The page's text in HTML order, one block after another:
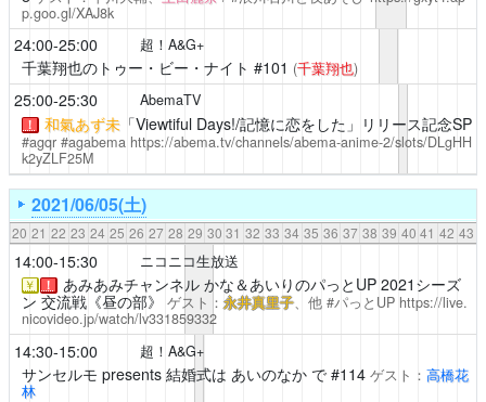
p.goo.gl/XAJ8k
24:00-25:00 超！A&G+
千葉翔也のトゥー・ビー・ナイト #101 (千葉翔也)
25:00-25:30 AbemaTV
！ 和氣あず未「Viewtiful Days!/記憶に恋をした」リリース記念SP
#agqr #agabema https://abema.tv/channels/abema-anime-2/slots/DLgHH
k2yZLF25M
2021/06/05(土)
20 21 22 23 24 25 26 27 28 29 30 31 32 33 34 35 36 37 38 39 40 41 42 43
14:00-15:30 ニコニコ生放送
￥ ！ あみあみチャンネルかな＆あいりのパっとUP 2021シーズ
ン 交流戦《昼の部》 ゲスト： 永井真里子、他 #パっとUP https://live.
nicovideo.jp/watch/lv331859332
14:30-15:00 超！A&G+
サンセルモ presents 結婚式は あいのなか で#114 ゲスト： 高橋花
林